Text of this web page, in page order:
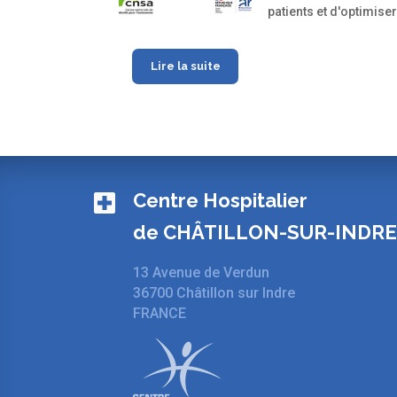
Lire la suite
patients et
Centre Hospitalier
de CHÂTILLON-SUR-INDRE
13 Avenue de Verdun
36700 Châtillon sur Indre
FRANCE